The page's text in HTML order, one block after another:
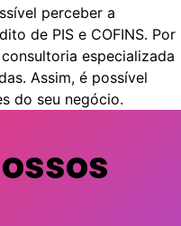
perceber a
de PIS e COFINS. Por
especializada
Assim, é possível
do seu negócio.